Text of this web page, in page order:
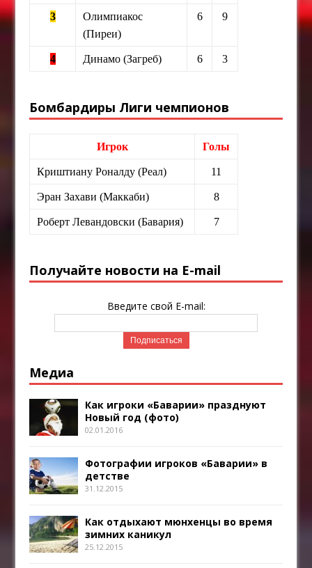
3
Олимпиакос
(Пиреи)
6 9
4 Динамо (Загреб) 6 3
Бомбардиры Лиги чемпионов
Игрок Голы
Криштиану Роналду (Реал) 11
Эран Захави (Маккаби) 8
Роберт Левандовски (Бавария) 7
Получайте новости на E-mail
Введите свой E-mail:
Медиа
Как игроки «Баварии» празднуют
Новый год (фото)
02.01.2016
Фотографии игроков «Баварии» в
детстве
31.12.2015
Как отдыхают мюнхенцы во время
зимних каникул
25.12.2015